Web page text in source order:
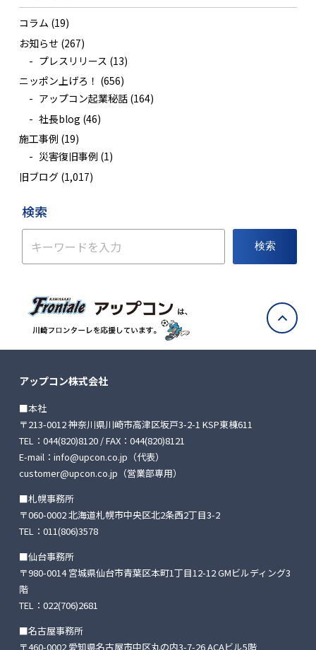
コラム (19)
お知らせ (267)
プレスリリース (13)
ニッポン上げろ！ (656)
アップコン起業秘話(164)
社長blog (46)
施工事例 (19)
災害復旧事例 (1)
旧ブログ(1,017)
検索
検索
アップコン株式会社
■本社
〒213-0012 神奈川県川崎市高津区坂戸3-2-1 KSP東棟611
TEL： 044(820)8120/ FAX：044(820)8121
E-mail： info@upcon.co.jp （代表）
customer@upcon.co.jp （営業部専用）
■札幌事務所
〒060-0002 北海道札幌市中央区北2条西2丁目3-2
TEL： 011(806)3578
■仙台事務所
〒980-0014 宮城県仙台市青葉区本町1丁目12-12GMビルディング3
階
TEL： 022(706)2681
■名古屋事務所
〒460-0002 愛知県名古屋市中区丸の内3-7-26ACAビル5階